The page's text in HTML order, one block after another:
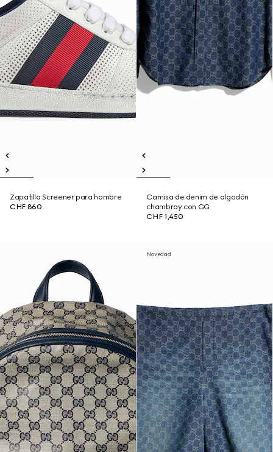
Zapatilla Screener para hombre
CHF 860
Camisa de denim de algodón
chambray con GG
CHF 1,450
Novedad